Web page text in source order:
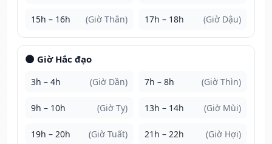
15h – 16h (Giờ Thân) 17h – 18h (Giờ Dậu)
🌑 Giờ Hắc đạo
3h – 4h (Giờ Dần) 7h – 8h (Giờ Thìn)
9h – 10h (Giờ Tỵ) 13h – 14h (Giờ Mùi)
19h – 20h (Giờ Tuất) 21h – 22h (Giờ Hợi)